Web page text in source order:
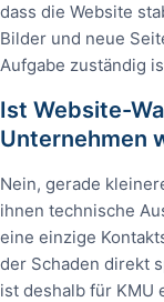
dass die Website
Bilder und neue
Aufgabe zuständig
Ist Website-
Unternehmen
Nein, gerade
ihnen technische
eine einzige
der Schaden direkt
ist deshalb für KMU